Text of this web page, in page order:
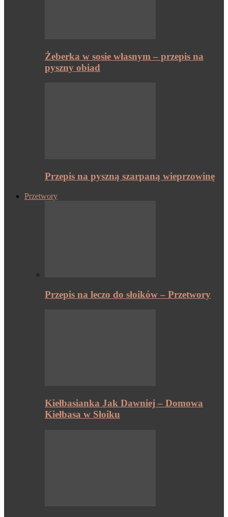
Żeberka w sosie własnym – przepis na
pyszny obiad
Przepis na pyszną szarpaną wieprzowinę
Przetwory
Przepis na leczo do słoików – Przetwory
Kiełbasianka Jak Dawniej – Domowa
Kiełbasa w Słoiku